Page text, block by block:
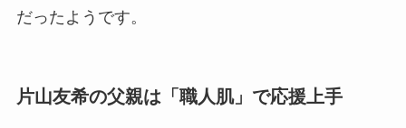
だったようです。
片山友希の父親は「職人肌」で応援上手